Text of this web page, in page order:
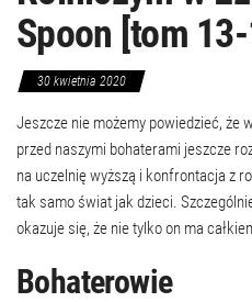
Spoon [tom 13-
30 kwietnia 2020
Jeszcze nie możemy powiedzieć, że
przed naszymi bohaterami jeszcze
na uczelnię wyższą i konfrontacja z
tak samo świat jak dzieci.
okazuje się, że nie tylko on ma
Bohaterowie